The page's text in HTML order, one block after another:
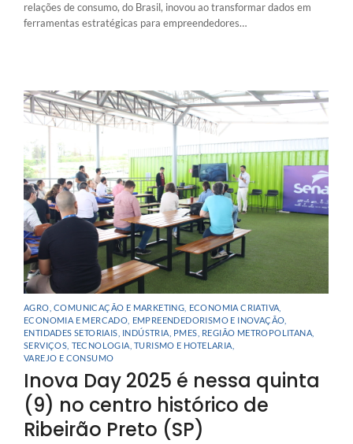
relações de consumo, do Brasil, inovou ao transformar dados em
ferramentas estratégicas para empreendedores…
AGRO COMUNICAÇÃO E MARKETING ECONOMIA CRIATIVA
ECONOMIA E MERCADO EMPREENDEDORISMO E INOVAÇÃO
ENTIDADES SETORIAIS INDÚSTRIA PMES REGIÃO METROPOLITANA
SERVIÇOS TECNOLOGIA TURISMO E HOTELARIA
VAREJO E CONSUMO
Inova Day 2025 é nessa quinta
(9) no centro histórico de
Ribeirão Preto (SP)